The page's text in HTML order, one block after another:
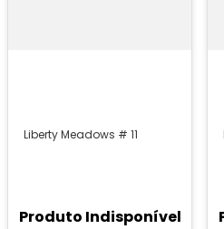
Liberty Meadows # 11
Produto Indisponível